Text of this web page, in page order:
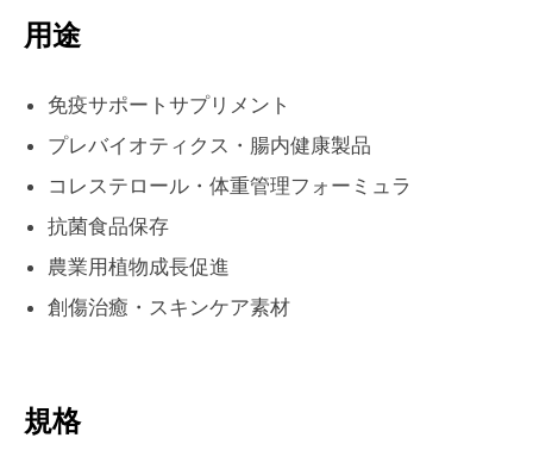
用途
免疫サポートサプリメント
プレバイオティクス・腸内健康製品
コレステロール・体重管理フォーミュラ
抗菌食品保存
農業用植物成長促進
創傷治癒・スキンケア素材
規格